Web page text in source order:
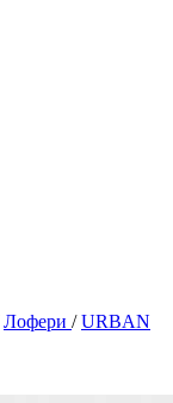
Лофери / URBAN